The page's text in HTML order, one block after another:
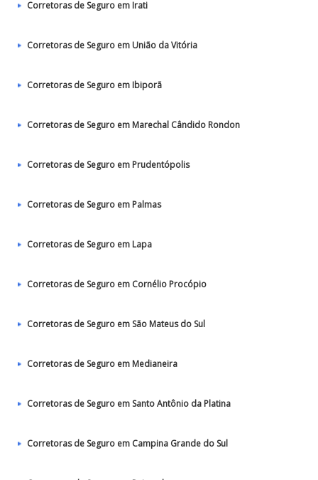
Corretoras de Seguro em Irati
Corretoras de Seguro em União da Vitória
Corretoras de Seguro em Ibiporã
Corretoras de Seguro em Marechal Cândido Rondon
Corretoras de Seguro em Prudentópolis
Corretoras de Seguro em Palmas
Corretoras de Seguro em Lapa
Corretoras de Seguro em Cornélio Procópio
Corretoras de Seguro em São Mateus do Sul
Corretoras de Seguro em Medianeira
Corretoras de Seguro em Santo Antônio da Platina
Corretoras de Seguro em Campina Grande do Sul